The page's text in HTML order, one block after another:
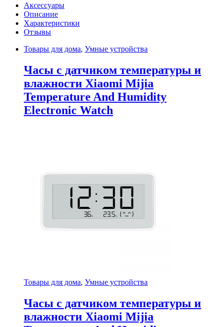
Аксессуары
Описание
Характеристики
Отзывы
Товары для дома, Умные устройства
Часы с датчиком температуры и
влажности Xiaomi Mijia
Temperature And Humidity
Electronic Watch
Товары для дома, Умные устройства
Часы с датчиком температуры и
влажности Xiaomi Mijia